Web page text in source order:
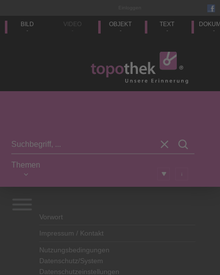
BILD
-
VIDEO
-
OBJEKT
-
TEXT
- -
Themen
i
Vorwort
Impressum / Kontakt
Nutzungsbedingungen
Datenschutz/System
Datenschutzeinstellungen